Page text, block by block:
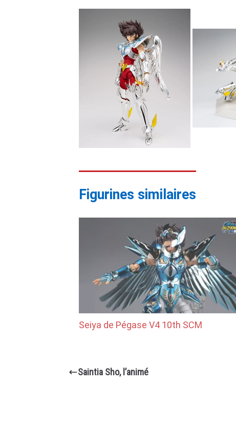
Figurines similaires
Seiya de Pégase V4 10th SCM
Saintia Sho, l’animé